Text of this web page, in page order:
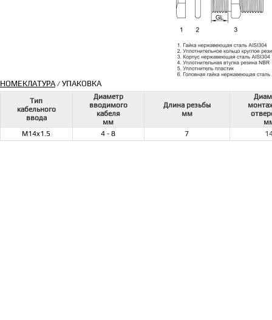
НОМЕКЛАТУРА/ УПАКОВКА
Тип
кабельного
ввода
Диаметр
вводимого
кабеля
мм
Длина резьбы
мм
M14x1.5
4 - 8 7